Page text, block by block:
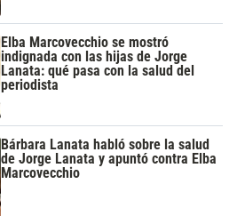
Elba Marcovecchio se mostró
indignada con las hijas de Jorge
Lanata: qué pasa con la salud del
periodista
Bárbara Lanata habló sobre la salud
de Jorge Lanata y apuntó contra Elba
Marcovecchio